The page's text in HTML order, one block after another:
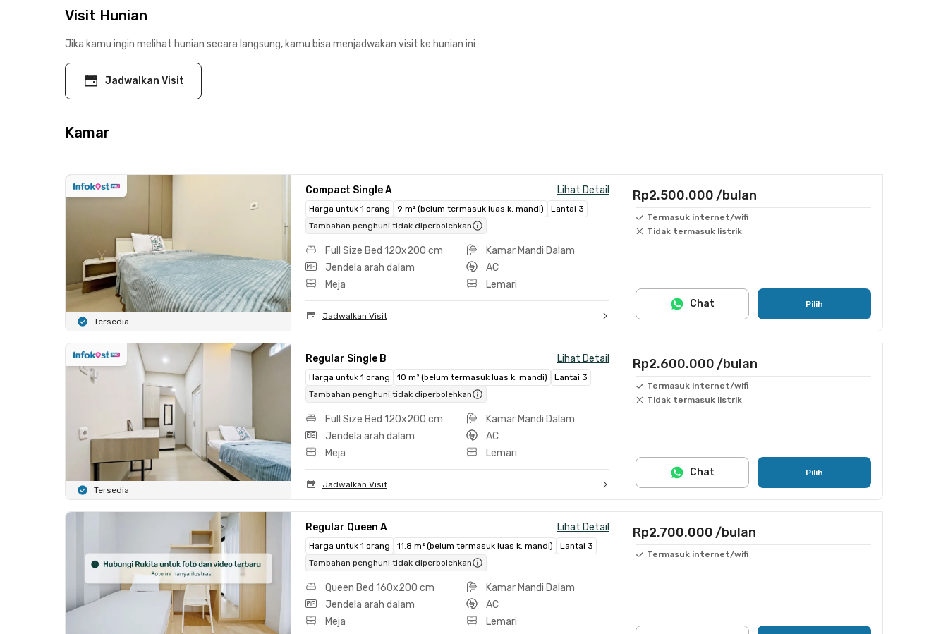
Visit Hunian
Jika kamu ingin melihat hunian secara langsung, kamu bisa menjadwakan visit ke hunian ini
Jadwalkan Visit
Kamar
Tersedia
Compact Single A Lihat Detail
Harga untuk 1 orang 9 m² (belum termasuk luas k. mandi)
Lantai 3
Tambahan penghuni tidak diperbolehkan
Full Size Bed 120x200 cm
Kamar Mandi Dalam
Jendela arah dalam
AC
Meja
Lemari
Jadwalkan Visit
Rp2.500.000 /bulan
Termasuk internet/wifi
Tidak termasuk listrik
Pilih
Chat
Tersedia
Regular Single B Lihat Detail
Harga untuk 1 orang 10 m² (belum termasuk luas k. mandi)
Lantai 3
Tambahan penghuni tidak diperbolehkan
Full Size Bed 120x200 cm
Kamar Mandi Dalam
Jendela arah dalam
AC
Meja
Lemari
Jadwalkan Visit
Rp2.600.000 /bulan
Termasuk internet/wifi
Tidak termasuk listrik
Pilih
Chat
Regular Queen A Lihat Detail
Harga untuk 1 orang 11.8 m² (belum termasuk luas k. mandi)
Lantai 3
Tambahan penghuni tidak diperbolehkan
Queen Bed 160x200 cm
Kamar Mandi Dalam
Jendela arah dalam
AC
Meja
Lemari
Rp2.700.000 /bulan
Termasuk internet/wifi